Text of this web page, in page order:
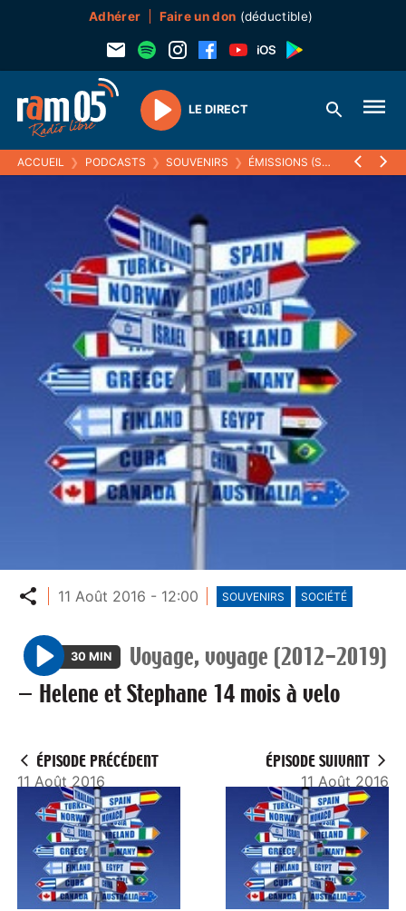
Adhérer Faire un don (déductible)
Play
LE DIRECT
ACCUEIL ❯ PODCASTS ❯ SOUVENIRS ❯ ÉMISSIONS (SOUVENIRS) ❯
Partager
11 Août 2016 - 12:00 SOUVENIRS SOCIÉTÉ
P
l
30 MIN
Voyage, voyage (2012-2019)
— Helene et Stephane 14 mois à velo
ÉPISODE PRÉCÉDENT
11 Août 2016
ÉPISODE SUIVANT
11 Août 2016